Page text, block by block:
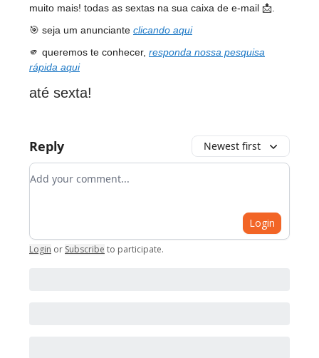
muito mais! todas as sextas na sua caixa de e-mail 📩.
🎯 seja um anunciante clicando aqui
🫵 queremos te conhecer, responda nossa pesquisa
rápida aqui
até sexta!
Reply Newest first
Add your comment
Login
Login or Subscribe to participate.